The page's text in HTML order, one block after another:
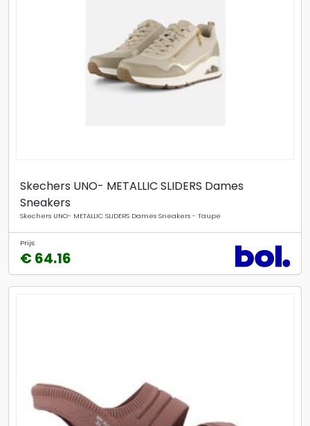
Skechers UNO- METALLIC SLIDERS Dames
Sneakers
Skechers UNO- METALLIC SLIDERS Dames Sneakers - Taupe
Prijs:
€ 64.16